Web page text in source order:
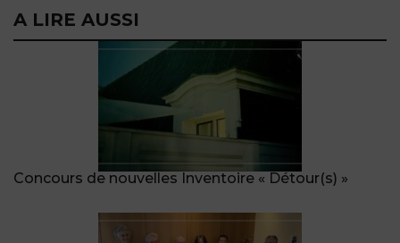
A LIRE AUSSI
Concours de nouvelles Inventoire « Détour(s) »